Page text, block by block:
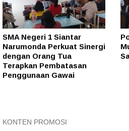
SMA Negeri 1 Siantar
Narumonda Perkuat Sinergi
dengan Orang Tua
Terapkan Pembatasan
Penggunaan Gawai